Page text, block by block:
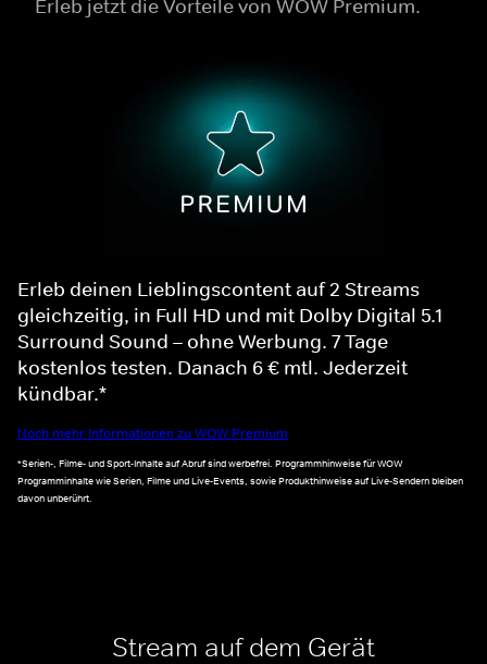
Erleb jetzt die Vorteile von WOW Premium.
Erleb deinen Lieblingscontent auf 2 Streams
gleichzeitig, in Full HD und mit Dolby Digital 5.1
Surround Sound – ohne Werbung. 7 Tage
kostenlos testen. Danach 6 € mtl. Jederzeit
kündbar.*
Noch mehr Informationen zu WOW Premium
*Serien-, Filme- und Sport-Inhalte auf Abruf sind werbefrei. Programmhinweise für WOW
Programminhalte wie Serien, Filme und Live-Events, sowie Produkthinweise auf Live-Sendern bleiben
davon unberührt.
Stream auf dem Gerät